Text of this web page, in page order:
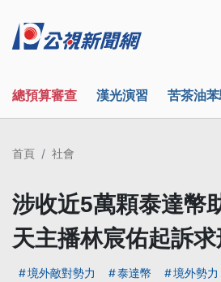
總預算審查 漢光演習 苦茶油
首頁 社會
涉收近5萬顆泰達幣
天主播林宸佑起訴
境外敵對勢力 泰達幣 境外勢力